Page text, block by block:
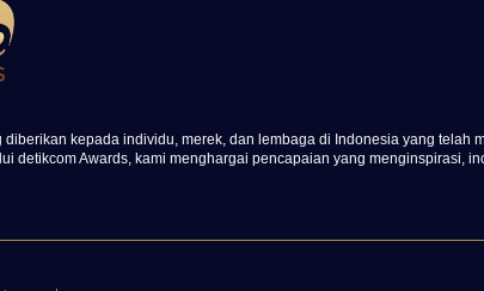
diberikan kepada individu, merek, dan lembaga di Indonesia yang telah
detikcom Awards, kami menghargai pencapaian yang menginspirasi,